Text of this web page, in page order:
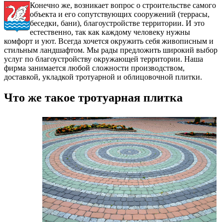
Конечно же, возникает вопрос о строительстве самого
объекта и его сопутствующих сооружений (террасы,
беседки, бани), благоустройстве территории. И это
естественно, так как каждому человеку нужны
комфорт и уют. Всегда хочется окружить себя живописным и
стильным ландшафтом. Мы рады предложить широкий выбор
услуг по благоустройству окружающей территории. Наша
фирма занимается любой сложности производством,
доставкой, укладкой тротуарной и облицовочной плитки.
Что же такое тротуарная плитка